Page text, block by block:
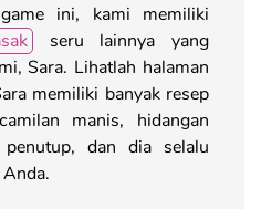
ini, kami memiliki
seru lainnya yang
Sara. Lihatlah halaman
memiliki banyak resep
manis, hidangan
dan dia selalu